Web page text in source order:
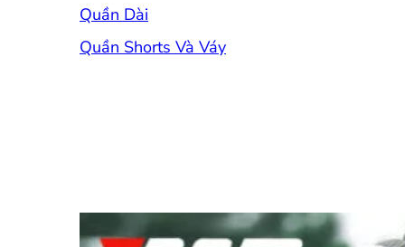
Quần Dài
Quần Shorts Và Váy